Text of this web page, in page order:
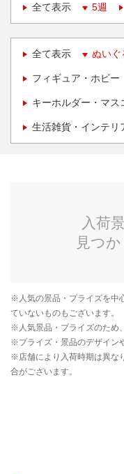
全て表示
5週
全て表示 ぬいぐ
フィギュア・ホビー
キーホルダー・マス
生活雑貨・インテリ